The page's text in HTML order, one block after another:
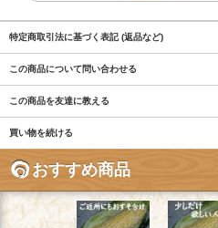
特定商取引法に基づく表記 (返品など)
この商品について問い合わせる
この商品を友達に教える
買い物を続ける
おすすめ商品